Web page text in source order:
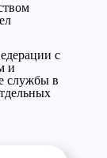
с
и
службы в